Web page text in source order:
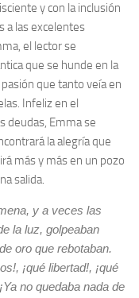
y con la inclusión
a las excelentes
el lector se
que se hunde en la
que tanto veía en
Infeliz en el
deudas, Emma se
la alegría que
más y más en un pozo
salida.
y a veces las
la luz, golpeaban
oro que rebotaban.
¡qué libertad!, ¡qué
no quedaba nada de